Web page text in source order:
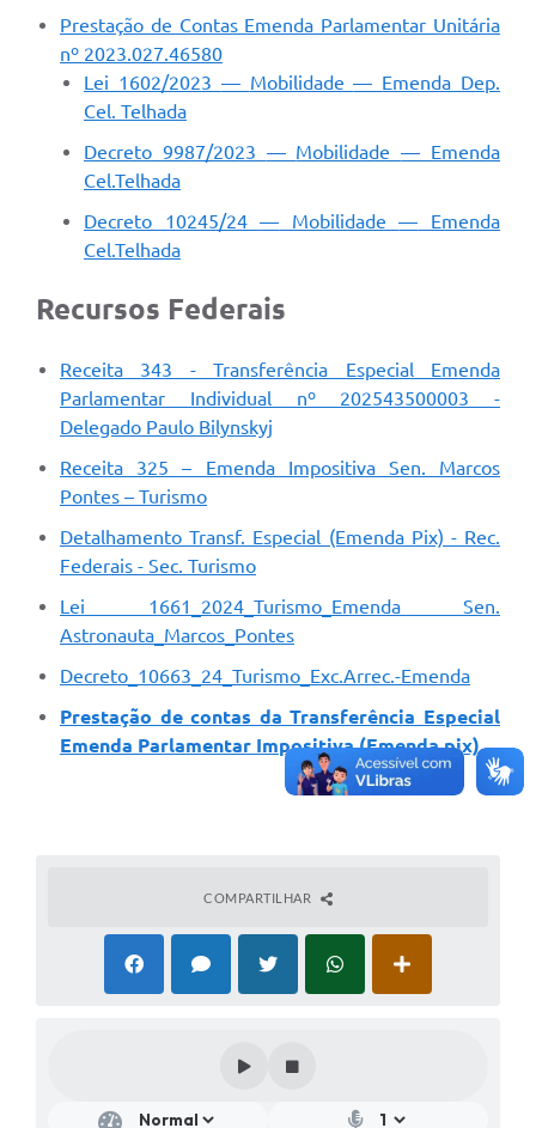
Prestação de Contas Emenda Parlamentar Unitária
nº 2023.027.46580
Lei 1602/2023 — Mobilidade— Emenda Dep.
Cel. Telhada
Decreto 9987/2023 — Mobilidade— Emenda
Cel.Telhada
Decreto 10245/24— Mobilidade— Emenda
Cel.Telhada
Recursos Federais
Receita 343 - Transferência Especial Emenda
Parlamentar Individual nº 202543500003 -
Delegado Paulo Bilynskyj
Receita 325 – Emenda Impositiva Sen. Marcos
Pontes – Turismo
Detalhamento Transf. Especial (Emenda Pix) - Rec.
Federais - Sec. Turismo
Lei 1661_2024_Turismo_Emenda Sen.
Astronauta_Marcos_Pontes
Decreto_10663_24_Turismo_Exc.Arrec.-Emenda
Prestação de contas da Transferência Especial
Emenda Parlamentar Impositiva (Emenda pix)
COMPARTILHAR